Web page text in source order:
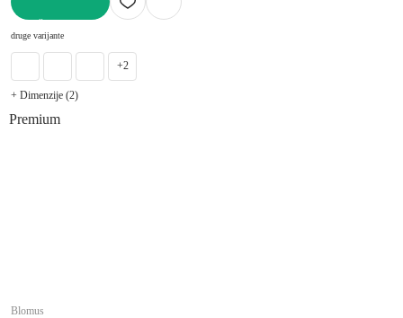
druge varijante
+2
+ Dimenzije (2)
Premium
Blomus